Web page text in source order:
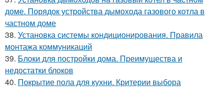
доме. Порядок устройства дымохода газового котла в
частном доме
38. Установка системы кондиционирования. Правила
монтажа коммуникаций
39. Блоки для постройки дома. Преимущества и
недостатки блоков
40. Покрытие пола для кухни. Критерии выбора